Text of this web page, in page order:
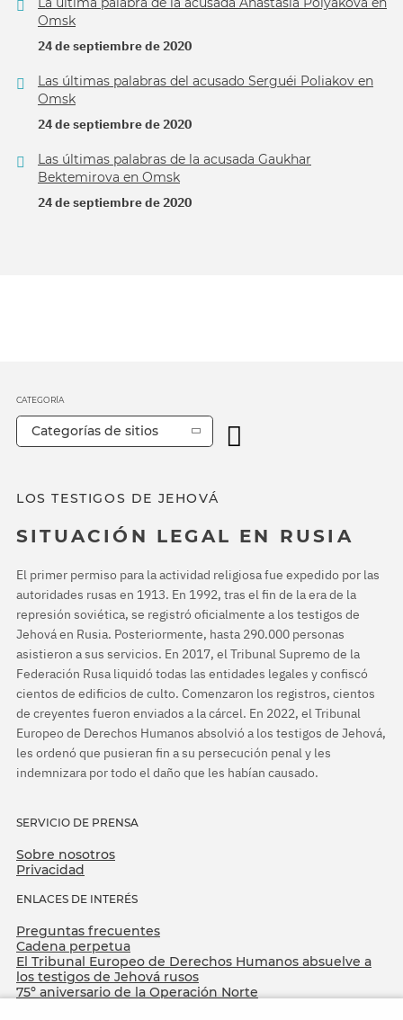
Omsk
24 de septiembre de 2020
Las últimas palabras del acusado Serguéi Poliakov en
Omsk
24 de septiembre de 2020
Las últimas palabras de la acusada Gaukhar
Bektemirova en Omsk
24 de septiembre de 2020
LOS TESTIGOS DE JEHOVÁ
SITUACIÓN LEGAL EN RUSIA
El primer permiso para la actividad religiosa fue expedido por las
autoridades rusas en 1913. En 1992, tras el fin de la era de la
represión soviética, se registró oficialmente a los testigos de
Jehová en Rusia. Posteriormente, hasta 290.000 personas
asistieron a sus servicios. En 2017, el Tribunal Supremo de la
Federación Rusa liquidó todas las entidades legales y confiscó
cientos de edificios de culto. Comenzaron los registros, cientos
de creyentes fueron enviados a la cárcel. En 2022, el Tribunal
Europeo de Derechos Humanos absolvió a los testigos de Jehová,
les ordenó que pusieran fin a su persecución penal y les
indemnizara por todo el daño que les habían causado.
SERVICIO DE PRENSA
Sobre nosotros
Privacidad
ENLACES DE INTERÉS
Preguntas frecuentes
Cadena perpetua
El Tribunal Europeo de Derechos Humanos absuelve a
los testigos de Jehová rusos
75º aniversario de la Operación Norte
CATEGORÍA
Categorías de sitios